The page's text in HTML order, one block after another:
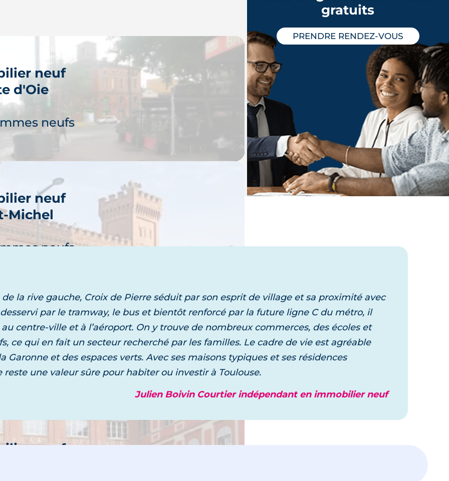
neuf
d'Oie
neufs
neuf
Michel
neufs
neuf
neufs
neuf
gratuits
PRENDRE RENDEZ-VOUS
un expert vous accompagne dans
la rive gauche, Croix de Pierre séduit par son esprit de village et sa proximité avec
par le tramway, le bus et bientôt renforcé par la future ligne C du métro, il
centre-ville et à l’aéroport. On y trouve de nombreux commerces, des écoles et
ce qui en fait un secteur recherché par les familles. Le cadre de vie est agréable
Garonne et des espaces verts. Avec ses maisons typiques et ses résidences
reste une valeur sûre pour habiter ou investir à Toulouse.
Julien Boivin Courtier indépendant en immobilier neuf